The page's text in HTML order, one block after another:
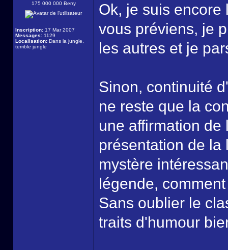
175 000 000 Berry
Inscription: 17 Mar 2007
Messages: 1129
Localisation: Dans la jungle,
terrible jungle
Ok, je suis encore
vous préviens, je
les autres et je
Sinon, continuité
ne reste que la
une affirmation
présentation de la
mystère
légende,
Sans oublier le
traits d'humour